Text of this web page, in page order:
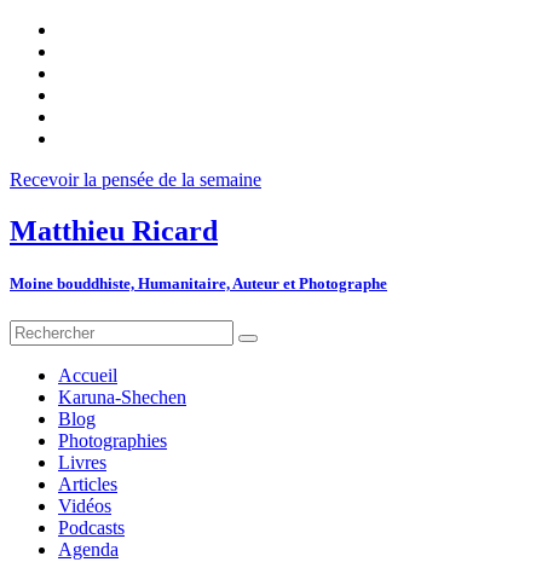
Recevoir la pensée de la semaine
Matthieu Ricard
Moine bouddhiste, Humanitaire, Auteur et Photographe
Accueil
Karuna-Shechen
Blog
Photographies
Livres
Articles
Vidéos
Podcasts
Agenda